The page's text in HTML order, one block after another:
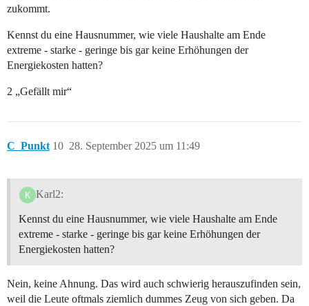
zukommt.
Kennst du eine Hausnummer, wie viele Haushalte am Ende
extreme - starke - geringe bis gar keine Erhöhungen der
Energiekosten hatten?
2 „Gefällt mir“
C_Punkt 28. September 2025 um 11:49
10
Karl2:
Kennst du eine Hausnummer, wie viele Haushalte am Ende
extreme - starke - geringe bis gar keine Erhöhungen der
Energiekosten hatten?
Nein, keine Ahnung. Das wird auch schwierig herauszufinden sein,
weil die Leute oftmals ziemlich dummes Zeug von sich geben. Da